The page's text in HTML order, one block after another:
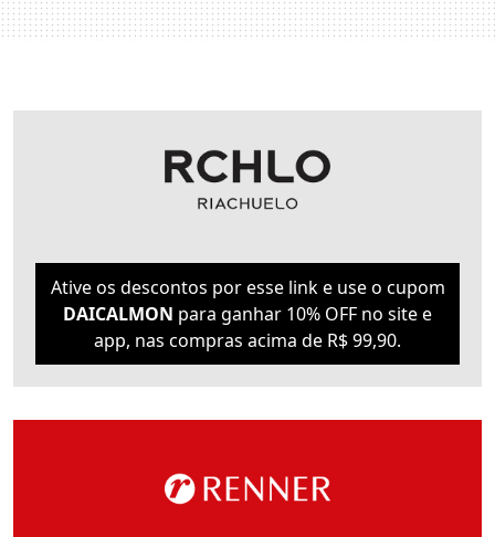
Ative os descontos por esse link e use o cupom
DAICALMON para ganhar 10% OFF no site e
app, nas compras acima de R$ 99,90.